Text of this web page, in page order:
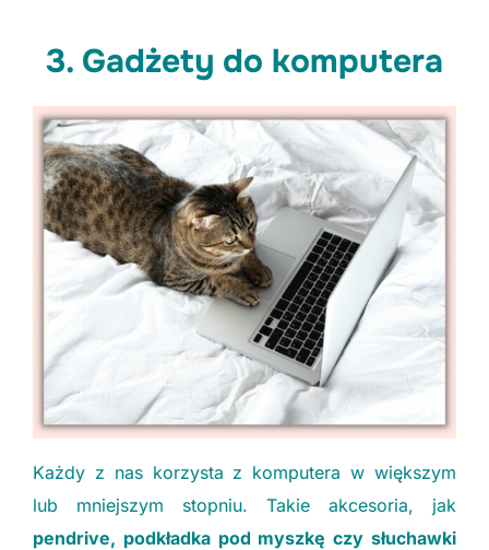
3. Gadżety do komputera
Każdy z nas korzysta z komputera w większym
lub mniejszym stopniu. Takie akcesoria, jak
pendrive, podkładka pod myszkę czy słuchawki